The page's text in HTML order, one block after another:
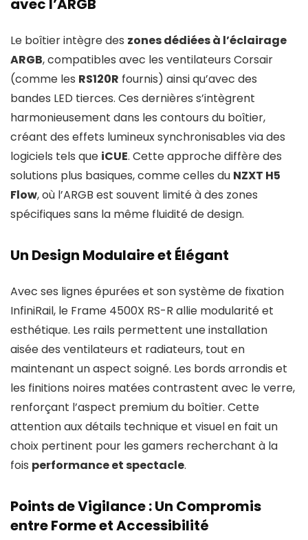
avec l’ARGB
Le boîtier intègre des zones dédiées à l’éclairage
ARGB, compatibles avec les ventilateurs Corsair
(comme les RS120R fournis) ainsi qu’avec des
bandes LED tierces. Ces dernières s’intègrent
harmonieusement dans les contours du boîtier,
créant des effets lumineux synchronisables via des
logiciels tels que iCUE. Cette approche diffère des
solutions plus basiques, comme celles du NZXT H5
Flow, où l’ARGB est souvent limité à des zones
spécifiques sans la même fluidité de design.
Un Design Modulaire et Élégant
Avec ses lignes épurées et son système de fixation
InfiniRail, le Frame 4500X RS-R allie modularité et
esthétique. Les rails permettent une installation
aisée des ventilateurs et radiateurs, tout en
maintenant un aspect soigné. Les bords arrondis et
les finitions noires matées contrastent avec le verre,
renforçant l’aspect premium du boîtier. Cette
attention aux détails technique et visuel en fait un
choix pertinent pour les gamers recherchant à la
fois performance et spectacle.
Points de Vigilance : Un Compromis
entre Forme et Accessibilité